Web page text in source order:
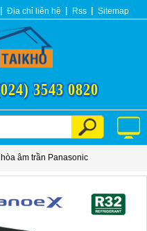
Địa chỉ liên hệ Rss Sitemap
3543 0820
âm trần Panasonic